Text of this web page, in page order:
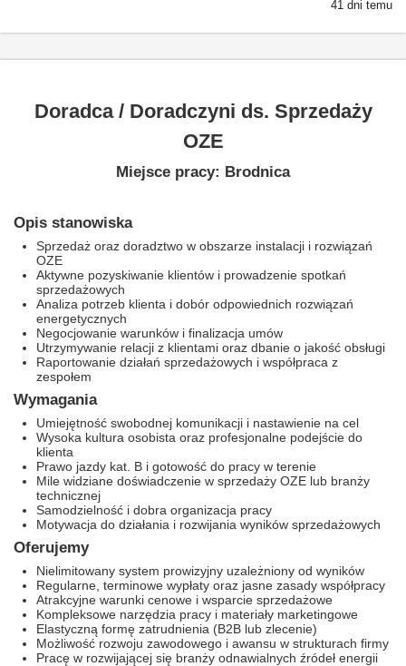
41 dni temu
Doradca / Doradczyni ds. Sprzedaży
OZE
Miejsce pracy: Brodnica
Opis stanowiska
Sprzedaż oraz doradztwo w obszarze instalacji i rozwiązań
OZE
Aktywne pozyskiwanie klientów i prowadzenie spotkań
sprzedażowych
Analiza potrzeb klienta i dobór odpowiednich rozwiązań
energetycznych
Negocjowanie warunków i finalizacja umów
Utrzymywanie relacji z klientami oraz dbanie o jakość obsługi
Raportowanie działań sprzedażowych i współpraca z
zespołem
Wymagania
Umiejętność swobodnej komunikacji i nastawienie na cel
Wysoka kultura osobista oraz profesjonalne podejście do
klienta
Prawo jazdy kat. B i gotowość do pracy w terenie
Mile widziane doświadczenie w sprzedaży OZE lub branży
technicznej
Samodzielność i dobra organizacja pracy
Motywacja do działania i rozwijania wyników sprzedażowych
Oferujemy
Nielimitowany system prowizyjny uzależniony od wyników
Regularne, terminowe wypłaty oraz jasne zasady współpracy
Atrakcyjne warunki cenowe i wsparcie sprzedażowe
Kompleksowe narzędzia pracy i materiały marketingowe
Elastyczną formę zatrudnienia (B2B lub zlecenie)
Możliwość rozwoju zawodowego i awansu w strukturach firmy
Pracę w rozwijającej się branży odnawialnych źródeł energii